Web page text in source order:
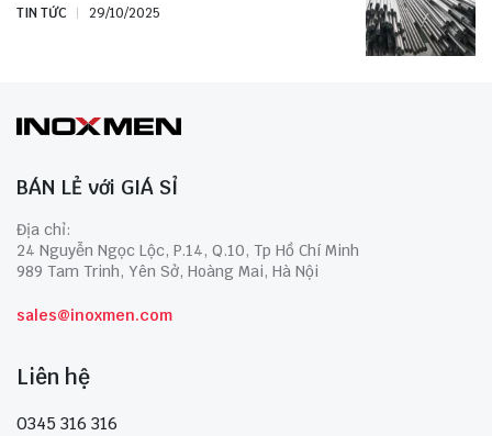
TIN TỨC 29/10/2025
BÁN LẺ với GIÁ SỈ
Địa chỉ:
24 Nguyễn Ngọc Lộc, P.14, Q.10, Tp Hồ Chí Minh
989 Tam Trinh, Yên Sở, Hoàng Mai, Hà Nội
sales@inoxmen.com
Liên hệ
0345 316 316